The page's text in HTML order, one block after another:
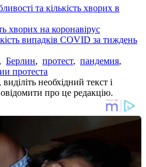
та кількість хворих в
хворих на коронавірус
випадків COVID за тиждень
, Берлин, протест, пандемия,
протеста
необхідний текст і
про це редакцію.